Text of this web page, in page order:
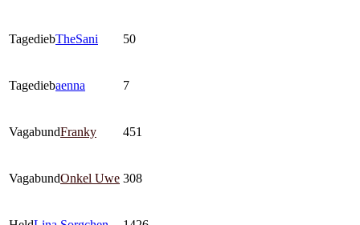
TagediebTheSani 50
Tagediebaenna 7
VagabundFranky 451
VagabundOnkel Uwe 308